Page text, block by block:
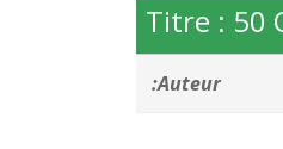
Titre : 50
Auteur: